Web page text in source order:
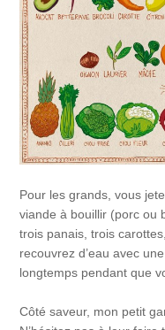
Pour les grands, vous
viande à bouillir (porc ou
trois panais, trois
recouvrez d’eau avec
longtemps pendant que
Côté saveur, mon petit